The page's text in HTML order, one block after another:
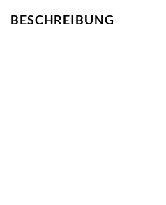
BESCHREIBUNG